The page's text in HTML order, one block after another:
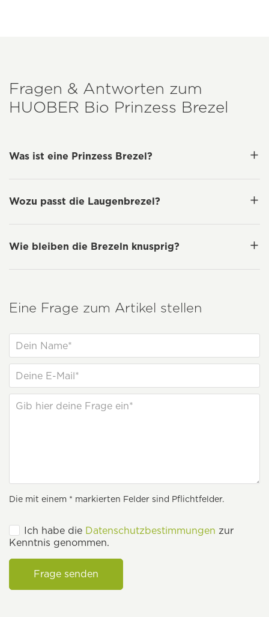
Fragen & Antworten zum
HUOBER Bio Prinzess Brezel
Was ist eine Prinzess Brezel?
Wozu passt die Laugenbrezel?
Wie bleiben die Brezeln knusprig?
Eine Frage zum Artikel stellen
Die mit einem * markierten Felder sind Pflichtfelder.
Ich habe die Datenschutzbestimmungen zur
Kenntnis genommen.
Frage senden